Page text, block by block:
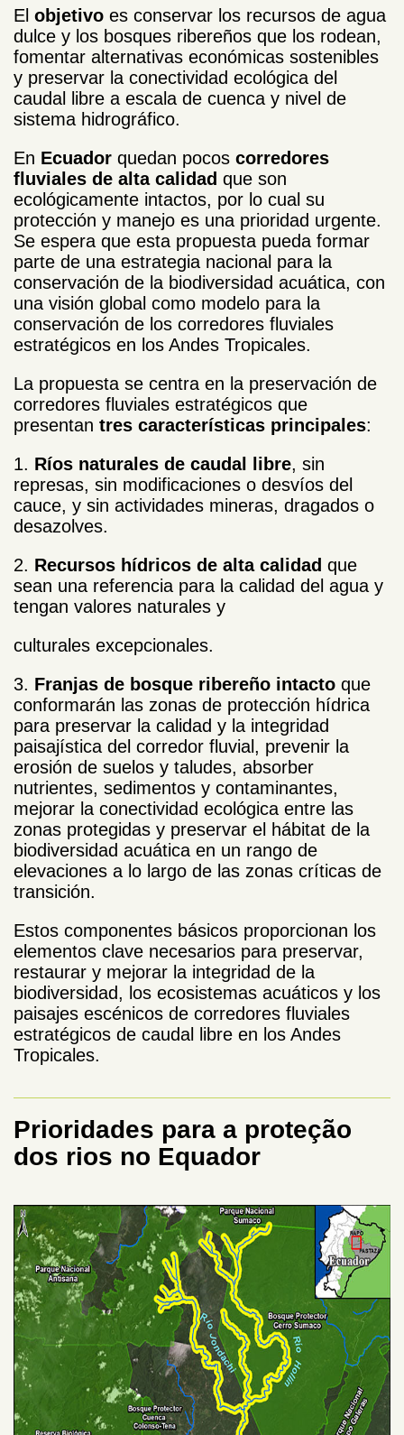
El objetivo es conservar los recursos de agua
dulce y los bosques ribereños que los rodean,
fomentar alternativas económicas sostenibles
y preservar la conectividad ecológica del
caudal libre a escala de cuenca y nivel de
sistema hidrográfico.
En Ecuador quedan pocos corredores
fluviales de alta calidad que son
ecológicamente intactos, por lo cual su
protección y manejo es una prioridad urgente.
Se espera que esta propuesta pueda formar
parte de una estrategia nacional para la
conservación de la biodiversidad acuática, con
una visión global como modelo para la
conservación de los corredores fluviales
estratégicos en los Andes Tropicales.
La propuesta se centra en la preservación de
corredores fluviales estratégicos que
presentan tres características principales:
1. Ríos naturales de caudal libre, sin
represas, sin modificaciones o desvíos del
cauce, y sin actividades mineras, dragados o
desazolves.
2. Recursos hídricos de alta calidad que
sean una referencia para la calidad del agua y
tengan valores naturales y
culturales excepcionales.
3. Franjas de bosque ribereño intacto que
conformarán las zonas de protección hídrica
para preservar la calidad y la integridad
paisajística del corredor fluvial, prevenir la
erosión de suelos y taludes, absorber
nutrientes, sedimentos y contaminantes,
mejorar la conectividad ecológica entre las
zonas protegidas y preservar el hábitat de la
biodiversidad acuática en un rango de
elevaciones a lo largo de las zonas críticas de
transición.
Estos componentes básicos proporcionan los
elementos clave necesarios para preservar,
restaurar y mejorar la integridad de la
biodiversidad, los ecosistemas acuáticos y los
paisajes escénicos de corredores fluviales
estratégicos de caudal libre en los Andes
Tropicales.
Prioridades para a proteção
dos rios no Equador